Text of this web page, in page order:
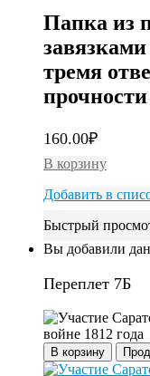
Папка из
тремя
160.00₽
В корзину
Добавить в
Быстрый
Вы добавили
Переплет 7Б
В корзину